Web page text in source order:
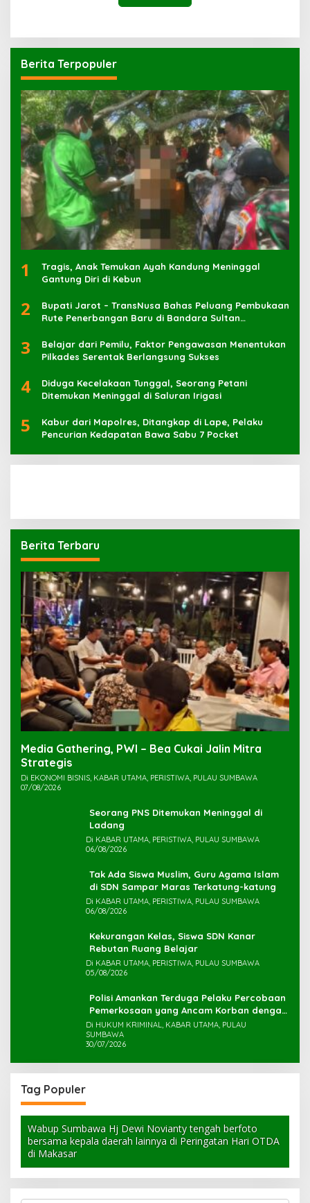
Berita Terpopuler
1
Tragis, Anak Temukan Ayah Kandung Meninggal
Gantung Diri di Kebun
2
Bupati Jarot – TransNusa Bahas Peluang Pembukaan
Rute Penerbangan Baru di Bandara Sultan
3
Belajar dari Pemilu, Faktor Pengawasan Menentukan
Pilkades Serentak Berlangsung Sukses
4
Diduga Kecelakaan Tunggal, Seorang Petani
Ditemukan Meninggal di Saluran Irigasi
5
Kabur dari Mapolres, Ditangkap di Lape, Pelaku
Pencurian Kedapatan Bawa Sabu 7 Pocket
Berita Terbaru
Media Gathering, PWI – Bea Cukai Jalin Mitra
Strategis
Di EKONOMI BISNIS, KABAR UTAMA, PERISTIWA, PULAU SUMBAWA
07/08/2026
Seorang PNS Ditemukan Meninggal di
Ladang
Di KABAR UTAMA, PERISTIWA, PULAU SUMBAWA
06/08/2026
Tak Ada Siswa Muslim, Guru Agama Islam
di SDN Sampar Maras Terkatung-katung ‎
Di KABAR UTAMA, PERISTIWA, PULAU SUMBAWA
06/08/2026
Kekurangan Kelas, Siswa SDN Kanar
Rebutan Ruang Belajar
Di KABAR UTAMA, PERISTIWA, PULAU SUMBAWA
05/08/2026
Polisi Amankan Terduga Pelaku Percobaan
Pemerkosaan yang Ancam Korban dengan
Parang
Di HUKUM KRIMINAL, KABAR UTAMA, PULAU
SUMBAWA
30/07/2026
Tag Populer
Wabup Sumbawa Hj Dewi Novianty tengah berfoto
bersama kepala daerah lainnya di Peringatan Hari OTDA
di Makasar